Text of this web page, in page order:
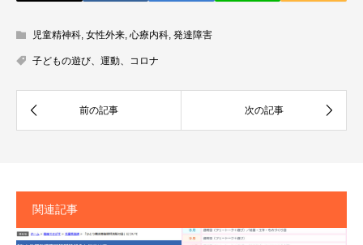
児童精神科, 女性外来, 心療内科, 発達障害
子どもの遊び、運動、コロナ
関連記事